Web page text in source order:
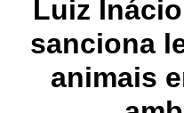
Luiz
sanciona
animais